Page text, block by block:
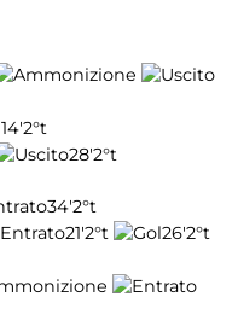
14'2°t
28'2°t
34'2°t
21'2°t 26'2°t